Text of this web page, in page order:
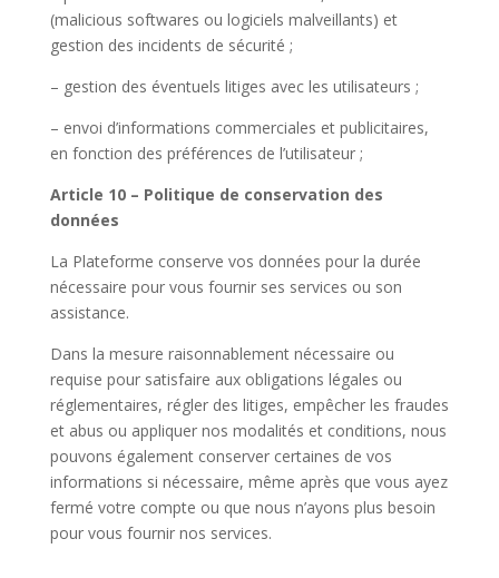
(malicious softwares ou logiciels malveillants) et
gestion des incidents de sécurité ;
– gestion des éventuels litiges avec les utilisateurs ;
– envoi d’informations commerciales et publicitaires,
en fonction des préférences de l’utilisateur ;
Article 10 – Politique de conservation des
données
La Plateforme conserve vos données pour la durée
nécessaire pour vous fournir ses services ou son
assistance.
Dans la mesure raisonnablement nécessaire ou
requise pour satisfaire aux obligations légales ou
réglementaires, régler des litiges, empêcher les fraudes
et abus ou appliquer nos modalités et conditions, nous
pouvons également conserver certaines de vos
informations si nécessaire, même après que vous ayez
fermé votre compte ou que nous n’ayons plus besoin
pour vous fournir nos services.